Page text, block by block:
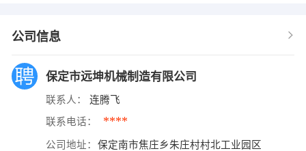
公司信息
保定市远坤机械制造有限公司
联系人： 连腾飞
联系电话： ****
公司地址： 保定南市焦庄乡朱庄村村北工业园区